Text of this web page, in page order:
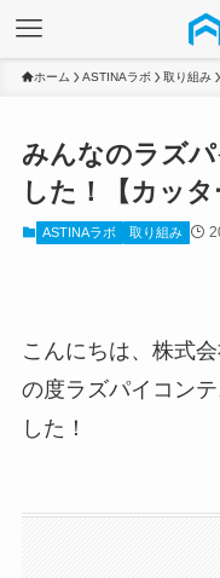
ホーム ASTINAラボ 取り組み
みんなのラズ
した！【カッタ
ASTINAラボ 取り組み
こんにちは、株式
の度ラズパイコン
した！